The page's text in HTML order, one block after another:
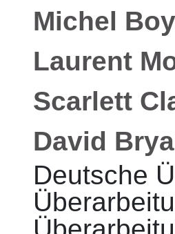
Michel
Laurent
Scarlett
David
Deutsche